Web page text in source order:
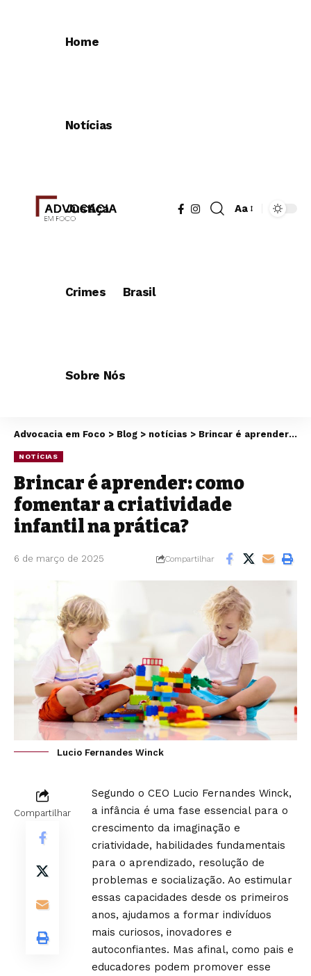
Home
Notícias
Justiça
Crimes Brasil
Sobre Nós
Aa
Advocacia em Foco > Blog > notícias > Brincar é aprender: como fomentar a criatividade infantil na prática?
NOTÍCIAS
Brincar é aprender: como
fomentar a criatividade
infantil na prática?
6 de março de 2025 Compartilhar
Lucio Fernandes Winck
Compartilhar
Segundo o CEO Lucio Fernandes Winck,
a infância é uma fase essencial para o
crescimento da imaginação e
criatividade, habilidades fundamentais
para o aprendizado, resolução de
problemas e socialização. Ao estimular
essas capacidades desde os primeiros
anos, ajudamos a formar indivíduos
mais curiosos, inovadores e
autoconfiantes. Mas afinal, como pais e
educadores podem promover esse